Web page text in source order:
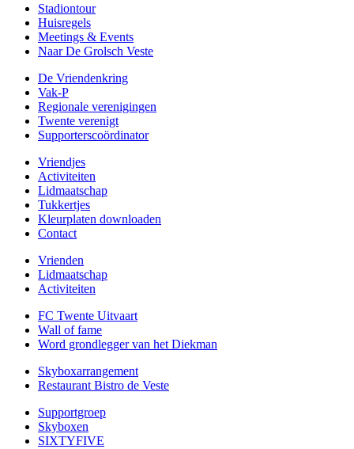
Stadiontour
Huisregels
Meetings & Events
Naar De Grolsch Veste
De Vriendenkring
Vak-P
Regionale verenigingen
Twente verenigt
Supporterscoördinator
Vriendjes
Activiteiten
Lidmaatschap
Tukkertjes
Kleurplaten downloaden
Contact
Vrienden
Lidmaatschap
Activiteiten
FC Twente Uitvaart
Wall of fame
Word grondlegger van het Diekman
Skyboxarrangement
Restaurant Bistro de Veste
Supportgroep
Skyboxen
SIXTYFIVE